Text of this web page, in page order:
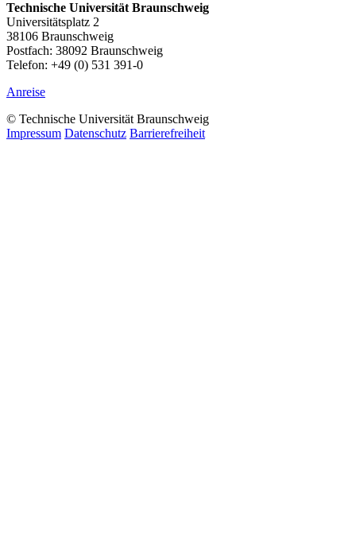
Technische Universität Braunschweig
Universitätsplatz 2
38106 Braunschweig
Postfach: 38092 Braunschweig
Telefon: +49 (0) 531 391-0
Anreise
© Technische Universität Braunschweig
Impressum Datenschutz Barrierefreiheit